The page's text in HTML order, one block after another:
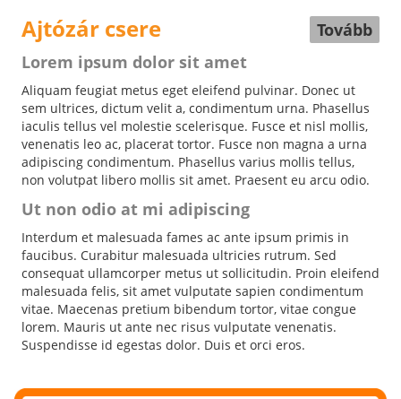
Ajtózár csere
Tovább
Lorem ipsum dolor sit amet
Aliquam feugiat metus eget eleifend pulvinar. Donec ut
sem ultrices, dictum velit a, condimentum urna. Phasellus
iaculis tellus vel molestie scelerisque. Fusce et nisl mollis,
venenatis leo ac, placerat tortor. Fusce non magna a urna
adipiscing condimentum. Phasellus varius mollis tellus,
non volutpat libero mollis sit amet. Praesent eu arcu odio.
Ut non odio at mi adipiscing
Interdum et malesuada fames ac ante ipsum primis in
faucibus. Curabitur malesuada ultricies rutrum. Sed
consequat ullamcorper metus ut sollicitudin. Proin eleifend
malesuada felis, sit amet vulputate sapien condimentum
vitae. Maecenas pretium bibendum tortor, vitae congue
lorem. Mauris ut ante nec risus vulputate venenatis.
Suspendisse id egestas dolor. Duis et orci eros.